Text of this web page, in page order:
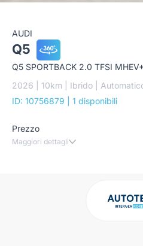
AUDI
Q5
2026 | 10km | Ibrido |
ID: 10756879
| 1 disponibili
Prezzo
Maggiori dettagli